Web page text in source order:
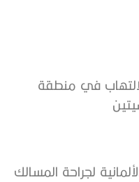
في منطقة
لجراحة المسالك